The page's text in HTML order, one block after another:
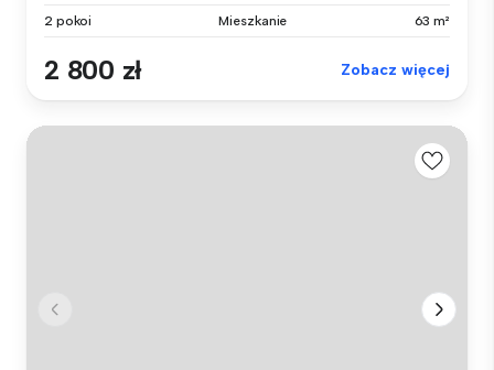
2 pokoi Mieszkanie 63 m²
2 800 zł Zobacz więcej